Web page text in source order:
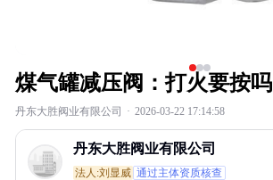
煤气罐减压阀：打火要按吗
丹东大胜阀业有限公司 · 2026-03-22 17:14:58
丹东大胜阀业有限公司
法人:刘显威 通过主体资质核查